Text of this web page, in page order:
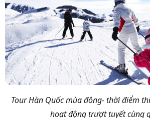
Tour Hàn Quốc mùa đông- thời điểm
hoạt động trượt tuyết cùng